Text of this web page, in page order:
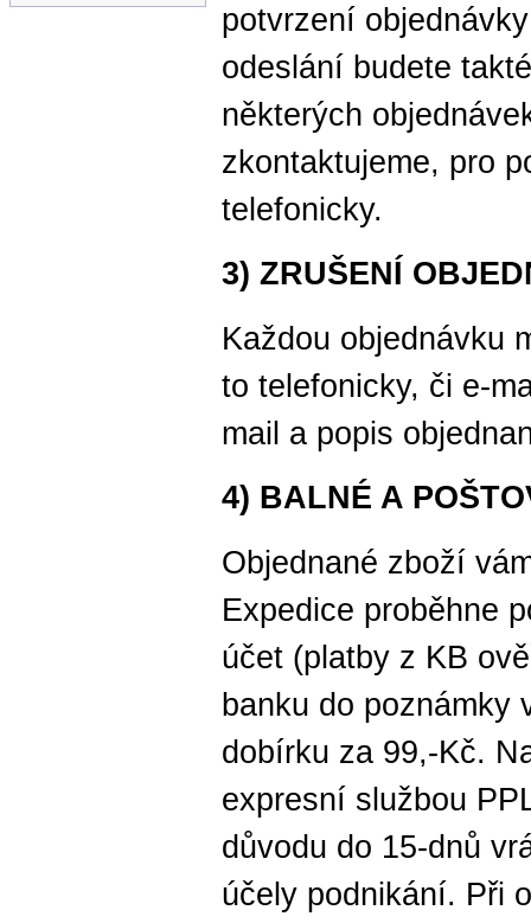
potvrzení
odeslání budete
některých
zkontaktujeme, pro
telefonicky.
3) ZRUŠENÍ
Každou objednávku
to telefonicky, či e-
mail a popis
4) BALNÉ A
Objednané zboží
Expedice proběhne
účet (platby z KB
banku do poznámky
dobírku za 99,-Kč.
expresní službou
důvodu do 15-dnů
účely podnikání. Při